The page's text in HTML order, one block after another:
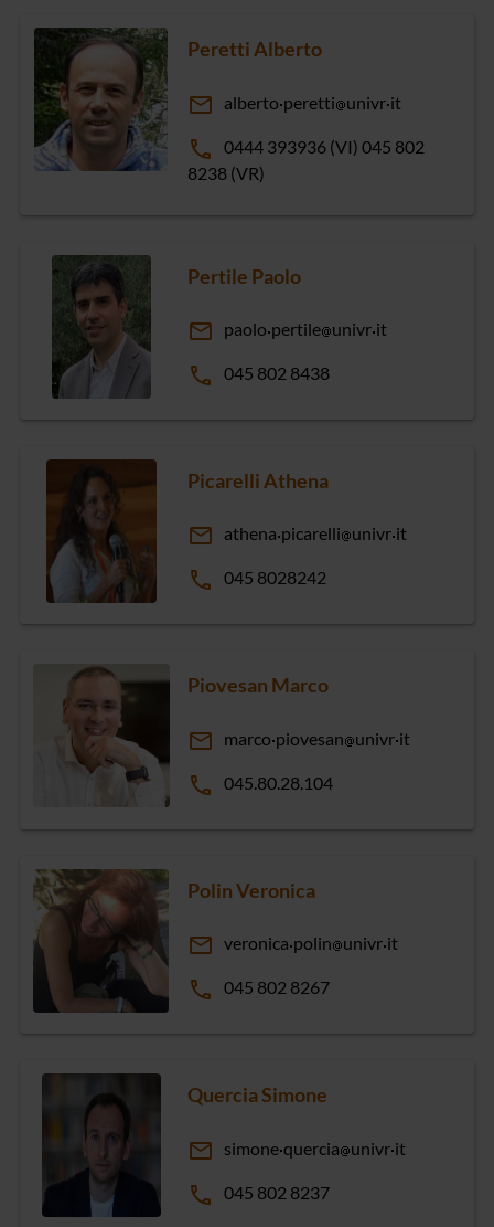
Peretti Alberto
email alberto peretti univr it
phone
0444 393936 (VI) 045 802
8238 (VR)
Pertile Paolo
email paolo pertile univr it
phone 045 802 8438
Picarelli Athena
email athena picarelli univr it
phone 045 8028242
Piovesan Marco
email marco piovesan univr it
phone 045.80.28.104
Polin Veronica
email veronica polin univr it
phone 045 802 8267
Quercia Simone
email simone quercia univr it
phone 045 802 8237